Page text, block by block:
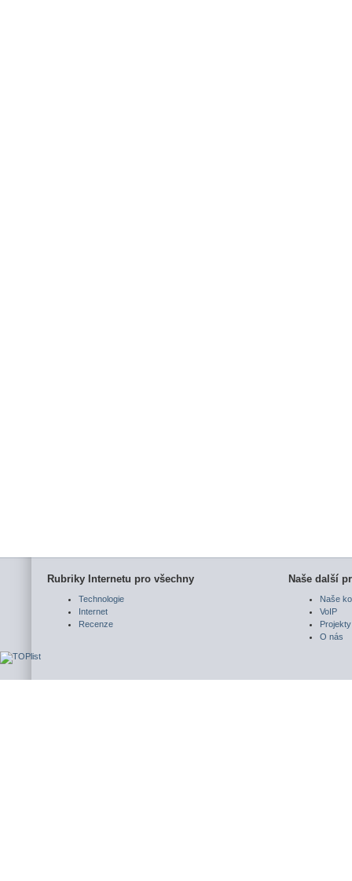
Rubriky Internetu pro všechny
Technologie
Internet
Recenze
Naše další
Naše
VoIP
Projekty
O nás